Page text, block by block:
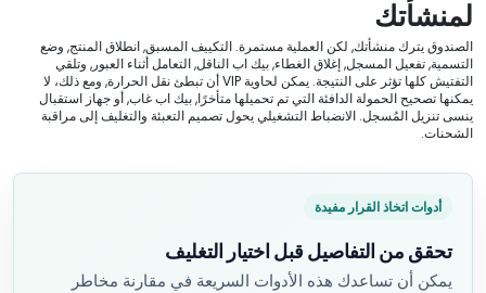
لمنشأتك
الصندوق يترك منشأتك, لكن العملية مستمرة. التكييف المسبق, انطلاق المنتج, وضع
التسمية, تفعيل المسجل, إغلاق الغطاء, بيك اب الناقل, التعامل أثناء العبور, وتلقي
التفتيش كلها تؤثر على النتيجة. يمكن لحاوية VIP أن تبطئ نقل الحرارة, ومع ذلك، لا
يمكنها تصحيح الحمولة الدافئة التي تم تحميلها متأخرًا, بيك اب غاب, أو جهاز استقبال
ينسى تنزيل المُسجل. الانضباط التشغيلي يحول تصميم التعبئة والتغليف إلى مراقبة
الشحنات.
أدوات اتخاذ القرار مفيدة
تحقق من التفاصيل قبل اختيار التغليف
يمكن أن تساعدك هذه الأدوات السريعة في مقارنة مخاطر